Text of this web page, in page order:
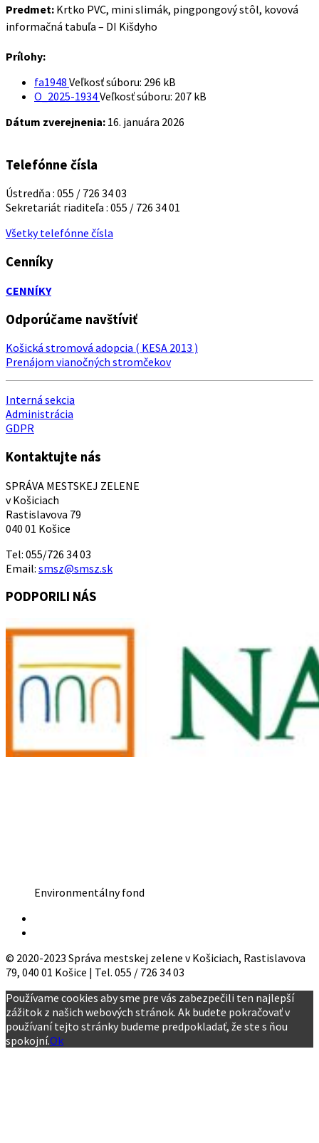
Predmet: Krtko PVC, mini slimák, pingpongový stôl, kovová
informačná tabuľa – DI Kišdyho
Prílohy:
fa1948 Veľkosť súboru: 296 kB
O_2025-1934Veľkosť súboru: 207 kB
Dátum zverejnenia: 16. januára 2026
Telefónne čísla
Ústredňa : 055 / 726 34 03
Sekretariát riaditeľa : 055 / 726 34 01
Všetky telefónne čísla
Cenníky
CENNÍKY
Odporúčame navštíviť
Košická stromová adopcia ( KESA 2013 )
Prenájom vianočných stromčekov
Interná sekcia
Administrácia
GDPR
Kontaktujte nás
SPRÁVA MESTSKEJ ZELENE
v Košiciach
Rastislavova 79
040 01 Košice
Tel: 055/726 34 03
Email: smsz@smsz.sk
PODPORILI NÁS
Environmentálny fond
© 2020-2023 Správa mestskej zelene v Košiciach, Rastislavova
79, 040 01 Košice | Tel. 055 / 726 34 03
Používame cookies aby sme pre vás zabezpečili ten najlepší
zážitok z našich webových stránok. Ak budete pokračovať v
používaní tejto stránky budeme predpokladať, že ste s ňou
spokojní.Ok